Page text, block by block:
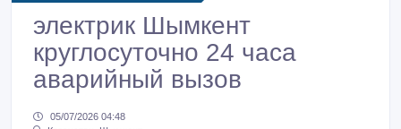
электрик Шымкент
круглосуточно 24 часа
аварийный вызов
05/07/2026 04:48